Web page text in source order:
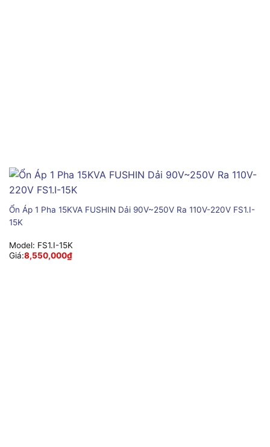
Ổn Áp 1 Pha 15KVA FUSHIN Dải 90V~250V Ra 110V-220V FS1.I-
15K
Model: FS1.I-15K
Giá:8,550,000₫